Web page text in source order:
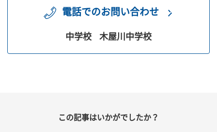
電話でのお問い合わせ
中学校 木屋川中学校
この記事はいかがでしたか？